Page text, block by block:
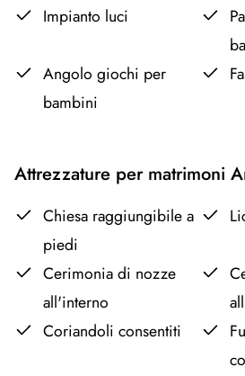
Impianto luci
Angolo giochi per
bambini
Attrezzature per matrimoni
Chiesa raggiungibile a
piedi
Cerimonia di nozze
all'interno
Coriandoli consentiti